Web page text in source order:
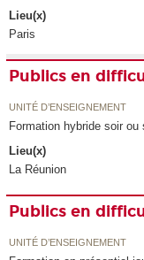
Lieu(x)
Paris
Publics en
UNITÉ D’ENSEIGNEMENT
Formation hybride soir ou
Lieu(x)
La Réunion
Publics en
UNITÉ D’ENSEIGNEMENT